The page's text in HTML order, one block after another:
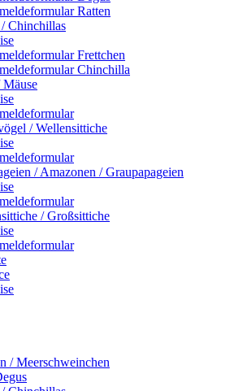
Ratten
Chinchillas
Frettchen
Chinchilla
Mäuse
/ Wellensittiche
/ Amazonen / Graupapageien
/ Großsittiche
/ Meerschweinchen